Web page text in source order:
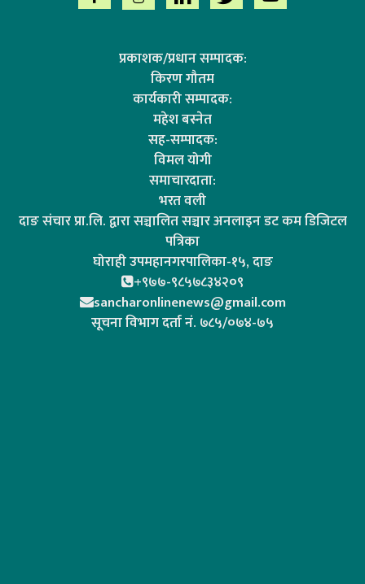
प्रकाशक/प्रधान सम्पादक:
किरण गौतम
कार्यकारी सम्पादक:
महेश बस्नेत
सह-सम्पादक:
विमल योगी
समाचारदाता:
भरत वली
दाङ संचार प्रा.लि. द्वारा सञ्चालित सञ्चार अनलाइन डट कम डिजिटल
पत्रिका
घोराही उपमहानगरपालिका-१५, दाङ
+९७७-९८५७८३४२०९
sancharonlinenews@gmail.com
सूचना विभाग दर्ता न‌ं. ७८५/०७४-७५